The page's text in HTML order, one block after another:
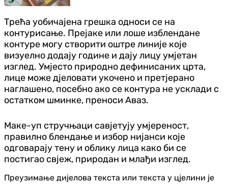
Трећа уобичајена грешка односи се на
контурисање. Прејаке или лоше изблендане
контуре могу створити оштре линије које
визуелно додају године и дају лицу умјетан
изглед. Умјесто природно дефинисаних црта,
лице може дјеловати укочено и претјерано
наглашено, посебно ако се контура не усклади с
остатком шминке, преноси Аваз.
Маке-уп стручњаци савјетују умјереност,
правилно блендање и избор нијанси које
одговарају тену и облику лица како би се
постигао свјеж, природан и млађи изглед.
Преузимање дијелова текста или текста у цјелини је